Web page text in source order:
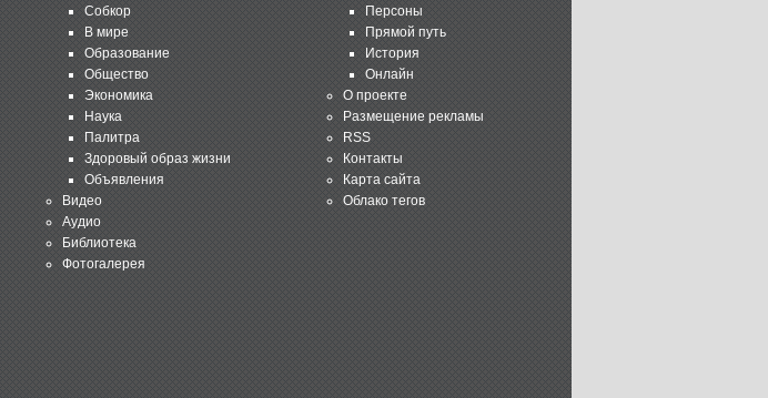
Собкор
В мире
Образование
Общество
Экономика
Наука
Палитра
Здоровый образ жизни
Объявления
Видео
Аудио
Библиотека
Фотогалерея
Персоны
Прямой путь
История
Онлайн
О проекте
Размещение рекламы
RSS
Контакты
Карта сайта
Облако тегов